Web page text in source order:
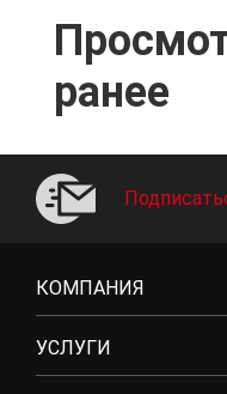
ранее
КОМПАНИЯ
УСЛУГИ